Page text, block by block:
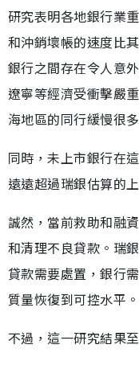
研究表明各地銀行業
和沖銷壞帳的速度比
銀行之間存在令人意
遼寧等經濟受衝擊嚴
海地區的同行緩慢很
同時，未上市銀行在
遠遠超過瑞銀估算的
誠然，當前救助和融
和清理不良貸款。瑞
貸款需要處置，銀行
質量恢復到可控水平。
不過，這一研究結果